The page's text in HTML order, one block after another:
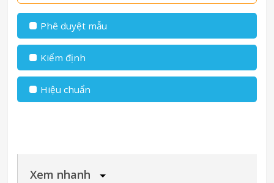
Phê duyệt mẫu
Kiểm định
Hiệu chuẩn
Xem nhanh